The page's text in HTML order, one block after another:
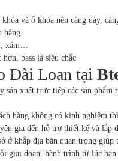
và ổ khóa nên càng dày,
hàng.
xám…
bass lá siêu chắc
Đài Loan tại
sản xuất trực tiếp các sản
hàng không có kinh
gia đến hỗ trợ thiết kế và lắp
ở khắp địa bàn quan trọng
giai đoạn, hành trình từ lúc